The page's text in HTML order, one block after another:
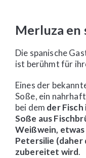
Merluza en
Die spanische
ist berühmt für
Eines der
Soße, ein
bei dem der
Soße aus
Weißwein, etwas
Petersilie (daher
zubereitet wird.